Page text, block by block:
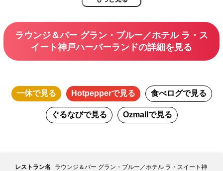
※90分制（お席のご利用120分制）
ロゼ、白
＜ワイン＞
赤、白 各2種類をご用意しております
＜ビール＞
モスコミュール、シーブリーズなど
＜ラムベース＞10種類
ラムトニック、ボストンクーラーなど
＜テキーラベース＞10種類
テキーラリッキー、アンバサダーなど
ウーロン茶、コーラ、ジンジャエール
ラウンジ＆バー グラン・ブルー／ホテル ラ・ス
イート神戸ハーバーランドの詳細を見る
一休で見る Hotpepperで見る 食べログで見る
ぐるなびで見る Ozmall で見る
レストラン名
ラウンジ＆バー グラン・ブルー／ホテル ラ・スイート神